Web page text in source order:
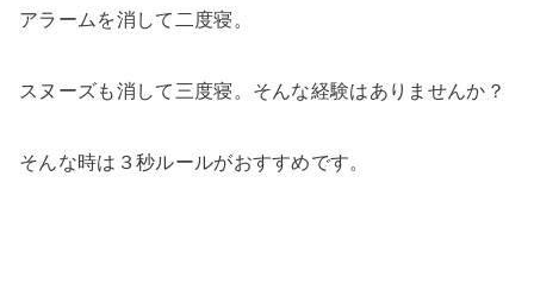
アラームを消して二度寝。
スヌーズも消して三度寝。そんな経験はありませんか？
そんな時は３秒ルールがおすすめです。